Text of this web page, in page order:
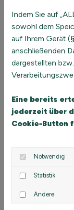
Machen Sie
ein
Ermöglichen Sie
WELCHE
Live statt
Vordergrund
persönlichen
Störungen,
Kontakt durch
Anlässe, in denen
Indem Sie auf
sowohl dem
auf Ihrem Gerät
anschließenden
dargestellten
Eine bereits
jederzeit über
Cookie-Button
Notwendig
Statistik
Andere